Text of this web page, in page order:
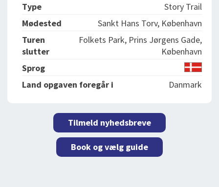
Type
Story Trail
Mødested
Sankt Hans Torv, København
Turen
slutter
Folkets Park, Prins Jørgens Gade,
København
Sprog
Land opgaven foregår i
Danmark
Tilmeld nyhedsbreve
Book og vælg guide